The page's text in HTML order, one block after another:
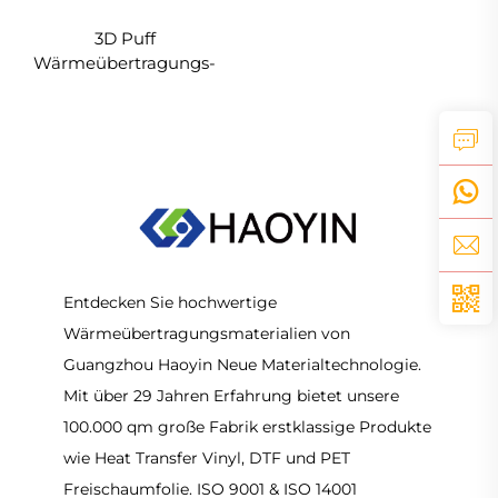
3D Puff
Wärmeübertragungs-
Entdecken Sie hochwertige
Wärmeübertragungsmaterialien von
Guangzhou Haoyin Neue Materialtechnologie.
Mit über 29 Jahren Erfahrung bietet unsere
100.000 qm große Fabrik erstklassige Produkte
wie Heat Transfer Vinyl, DTF und PET
Freischaumfolie. ISO 9001 & ISO 14001